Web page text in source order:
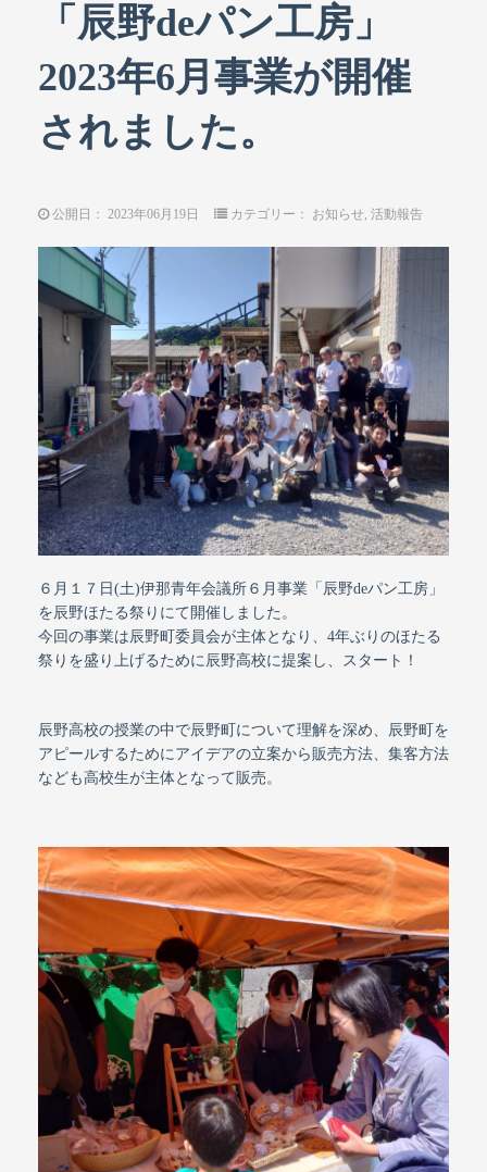
「辰野deパン工房」
2023年6月事業が開催
されました。
公開日： 2023年06月19日 カテゴリー： お知らせ, 活動報告
６月１７日(土)伊那青年会議所６月事業「辰野deパン工房」
を辰野ほたる祭りにて開催しました。
今回の事業は辰野町委員会が主体となり、4年ぶりのほたる
祭りを盛り上げるために辰野高校に提案し、スタート！
辰野高校の授業の中で辰野町について理解を深め、辰野町を
アピールするためにアイデアの立案から販売方法、集客方法
なども高校生が主体となって販売。